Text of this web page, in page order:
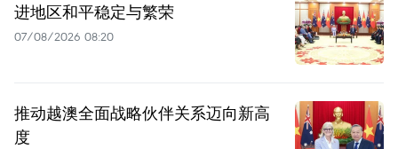
进地区和平稳定与繁荣
07/08/2026 08:20
推动越澳全面战略伙伴关系迈向新高
度